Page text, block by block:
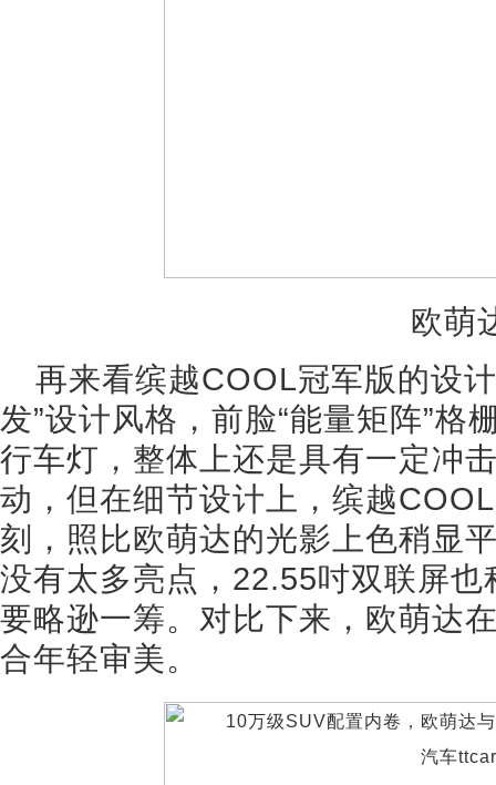
欧萌
再来看缤越COOL冠军版的设
发”设计风格，前脸“能量矩阵”格
行车灯，整体上还是具有一定冲
动，但在细节设计上，缤越
刻，照比欧萌达的光影上色稍显
没有太多亮点，22.55吋双联屏
要略逊一筹。对比下来，欧萌达
合年轻审美。